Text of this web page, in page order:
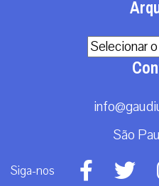
Arquivos
São
Siga-nos